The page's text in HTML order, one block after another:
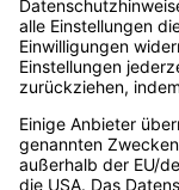
Events) mit
Expert:innenwissen,
das dich und dein
Unternehmen nach
vorne bringt. Die
Event-Reihe ist für
Entscheider:innen